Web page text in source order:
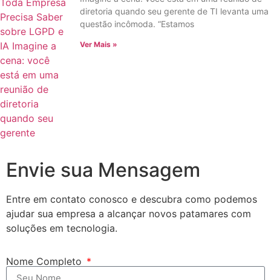
diretoria quando seu gerente de TI levanta uma
questão incômoda. “Estamos
Ver Mais »
Envie sua Mensagem
Entre em contato conosco e descubra como podemos
ajudar sua empresa a alcançar novos patamares com
soluções em tecnologia.
Nome Completo